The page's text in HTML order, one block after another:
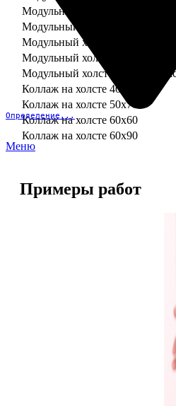
Определение...
Меню
Модульный холст из четырех
Модульный холст из пяти
Модульный холст из шести
Модульный холст из семи
Модульный холст из восьми
Коллаж на холсте 40х40
Коллаж на холсте 50х70
Коллаж на холсте 60х60
Коллаж на холсте 60х90
Примеры работ